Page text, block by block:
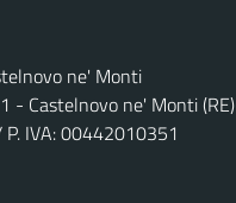
ne' Monti
1 - Castelnovo ne' Monti (RE)
P. IVA: 00442010351